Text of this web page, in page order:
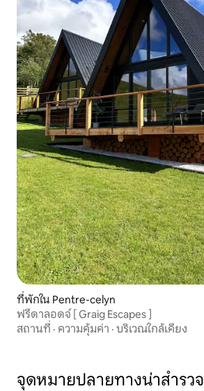
ที่พักใน Pentre-celyn
ฟรีดาลอดจ์ [ Graig Escapes ]
สถานที่ · ความคุ้มค่า · บริเวณใกล้เคียง
จุดหมายปลายทางน่าสำรวจ